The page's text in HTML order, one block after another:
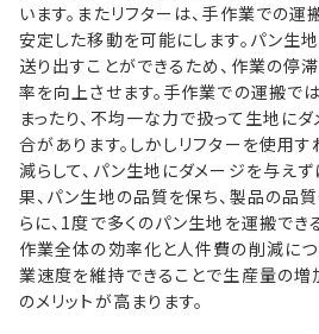
います。またリフターは、手作業での運
安定した移動を可能にします。パン生
送り出すことができるため、作業の停
率を向上させます。手作業での運搬で
まったり、不均一な力で扱って生地に
合があります。しかしリフターを使用す
減らして、パン生地にダメージを与え
果、パン生地の品質を保ち、製品の品
らに、1度で多くのパン生地を運搬でき
作業全体の効率化と人件費の削減につ
業速度を維持できることで生産量の増
のメリットが高まります。